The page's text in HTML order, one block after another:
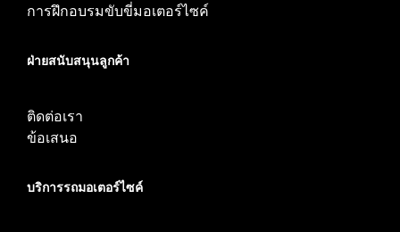
การฝึกอบรมขับขี่มอเตอร์ไซค์
ฝ่ายสนับสนุนลูกค้า
ติดต่อเรา
ข้อเสนอ
บริการรถมอเตอร์ไซค์​